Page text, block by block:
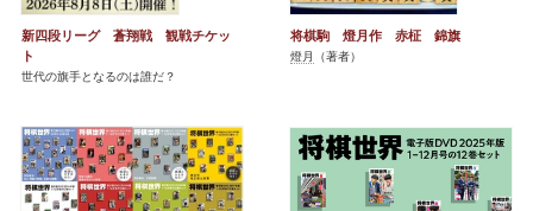
新四段リーグ 蒼翔戦 観戦チケッ
ト
世代の旗手となるのは誰だ？
将棋駒 燈月作 赤柾 錦旗
燈月 （著者）